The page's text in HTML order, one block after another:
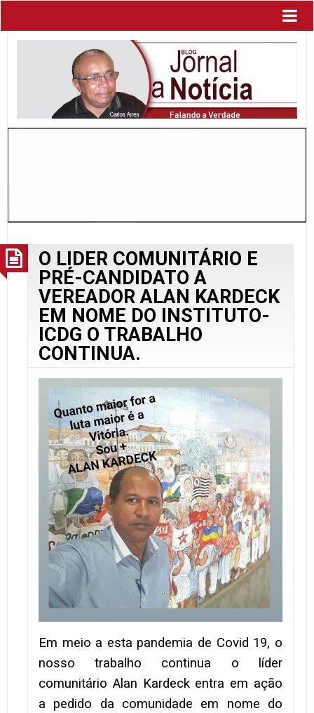
O LIDER COMUNITÁRIO E
PRÉ-CANDIDATO A
VEREADOR ALAN KARDECK
EM NOME DO INSTITUTO-
ICDG O TRABALHO
CONTINUA.
Em meio a esta pandemia de Covid 19, o
nosso trabalho continua o líder
comunitário Alan Kardeck entra em ação
a pedido da comunidade em nome do